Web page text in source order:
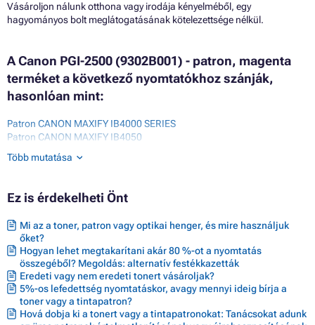
Vásároljon nálunk otthona vagy irodája kényelméből, egy
hagyományos bolt meglátogatásának kötelezettsége nélkül.
A Canon PGI-2500 (9302B001) - patron, magenta
terméket a következő nyomtatókhoz szánják,
hasonlóan mint:
Patron CANON MAXIFY IB4000 SERIES
Patron CANON MAXIFY IB4050
Patron CANON MAXIFY IB4100 SERIES
Patron CANON MAXIFY IB4150
Patron CANON MAXIFY MB5050
Patron CANON MAXIFY MB5100 SERIES
Patron CANON MAXIFY MB5150
Patron CANON MAXIFY MB5155
Patron CANON MAXIFY MB5300 SERIES
Patron CANON MAXIFY MB5350
Patron CANON MAXIFY MB5400 SERIES
Patron CANON MAXIFY MB5450
Patron CANON MAXIFY MB5455
Több mutatása
Ez is érdekelheti Önt
Mi az a toner, patron vagy optikai henger, és mire használjuk
őket?
Hogyan lehet megtakarítani akár 80 %-ot a nyomtatás
összegéből? Megoldás: alternatív festékkazetták
Eredeti vagy nem eredeti tonert vásároljak?
5%-os lefedettség nyomtatáskor, avagy mennyi ideig bírja a
toner vagy a tintapatron?
Hová dobja ki a tonert vagy a tintapatronokat: Tanácsokat adunk